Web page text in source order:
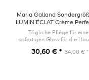
Maria Galland
LUMIN’ÉCLAT Crème
20ml
Tägliche Pflege für
sofortigen Glow für die
ausgesetzt ist.
30,60 € * 34,00 € *